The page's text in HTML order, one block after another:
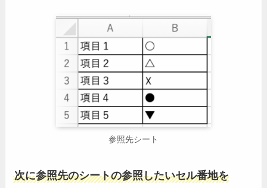
参照先シート
次に参照先のシートの参照したいセル番地を